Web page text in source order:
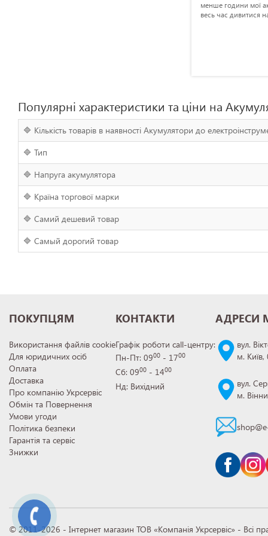
менше години мої
весь час дивитися
Популярні характеристики та ціни на
🔷 Кількість товарів в наявності Акумулятори до
🔷 Тип
🔷 Напруга акумулятора
🔷 Країна торгової марки
🔷 Самий дешевий товар
🔷 Самый дорогий товар
ПОКУПЦЯМ
Використання файлів cookie
Для юридичних осіб
Оплата
Доставка
Про компанію Укрсервіс
Обмін та Повернення
Умови угоди
Політика безпеки
Гарантія та сервіс
Знижки
КОНТАКТИ
Графік роботи call-центру:
Пн-Пт: 0900 - 1700
Сб: 0900 - 1400
Нд: Вихідний
АДРЕСИ
вул.
м. Київ,
вул.
м.
© 2011-2026 - Інтернет магазин ТОВ «Компанія Укрсервіс» - Всі